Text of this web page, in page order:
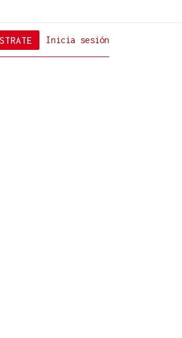
Inicia sesión